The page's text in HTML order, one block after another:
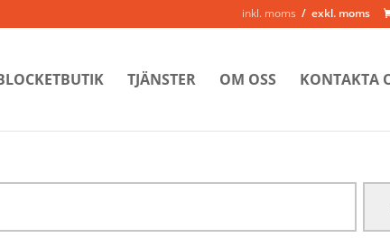
inkl. moms exkl. moms
TJÄNSTER OM OSS KONTAKTA